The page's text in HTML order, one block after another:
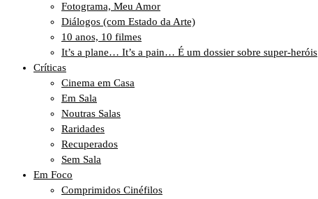
Fotograma, Meu Amor
Diálogos (com Estado da Arte)
10 anos, 10 filmes
It’s a plane… It’s a pain… É um dossier sobre super-heróis
Críticas
Cinema em Casa
Em Sala
Noutras Salas
Raridades
Recuperados
Sem Sala
Em Foco
Comprimidos Cinéfilos